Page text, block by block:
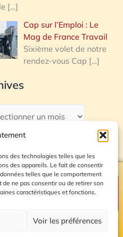
des technologies telles que les
des appareils. Le fait de consentir
telles que le comportement
ne pas consentir ou de retirer son
caractéristiques et fonctions.
Voir les préférences
[…]
Cap sur l’Emploi : Le
Mag de France Travail
Sixième volet de notre
rendez-vous Cap […]